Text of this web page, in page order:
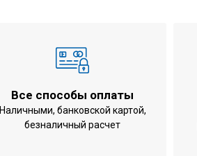
Номин./Низк.)
Все способы оплаты
Наличными, банковской картой,
безналичный расчет